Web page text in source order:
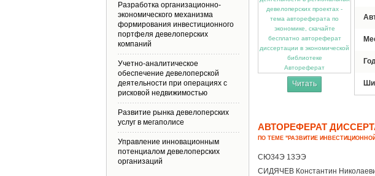
Автореферат
Читать
АВТОРЕФЕРАТ
ПО ТЕМЕ "РАЗВИТИЕ
СЮ34Э 13ЭЭ
СИДЯЧЕВ Константин
Разработка организационно-
экономического механизма
формирования инвестиционного
портфеля девелоперских
компаний
Учетно-аналитическое
обеспечение девелоперской
деятельности при операциях с
рисковой недвижимостью
Развитие рынка девелоперских
услуг в мегаполисе
Управление инновационным
потенциалом девелоперских
организаций